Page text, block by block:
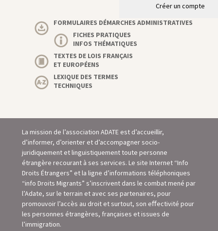
Créer un compte
FORMULAIRES DÉMARCHES ADMINISTRATIVES
FICHES PRATIQUES
INFOS THÉMATIQUES
TEXTES DE LOIS FRANÇAIS
ET EUROPÉENS
LEXIQUE DES TERMES
TECHNIQUES
La mission de l’association ADATE est d’accueillir,
d’informer, d’orienter et d’accompagner socio-
juridiquement et linguistiquement toute personne
étrangère recourant à ses services. Le site Internet “Info
Droits Étrangers” et la ligne d’informations téléphoniques
“info Droits Migrants” s’inscrivent dans le combat mené par
l’Adate, sur le terrain et avec ses partenaires, pour
promouvoir l’accès au droit et surtout, son eﬀectivité pour
les personnes étrangères, françaises et issues de
l’immigration.